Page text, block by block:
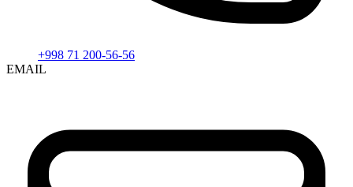
+998 71 200-56-56
EMAIL